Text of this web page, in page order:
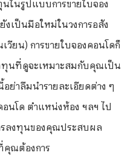
ในรูปแบบการขายใบจอง
เป็นมือใหม่ในวงการอสัง
วียน) การขายใบจองคอนโดก็
ทุนที่ดูจะเหมาะสมกับคุณเป็น
ย่าลืมนำรายละเอียดต่าง ๆ
อนโด ตำแหน่งห้อง ฯลฯ ไป
รลงทุนของคุณประสบผล
คุณต้องการ